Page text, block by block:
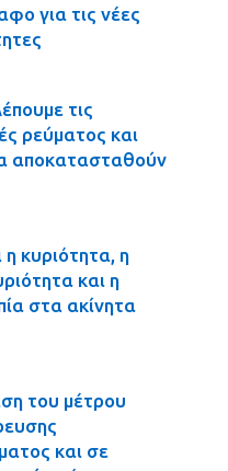
για τις νέες
τις
ρεύματος και
αποκατασταθούν
η κυριότητα, η
και η
στα ακίνητα
του μέτρου
και σε